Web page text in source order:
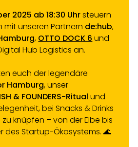
2025 ab 18:30 Uhrsteuern
mit unseren Partnern de:hub,
, OTTO DOCK 6 und
Hub Logistics an.
euch der legendäre
Hamburg, unser
& FOUNDERS-Ritual und
bei Snacks & Drinks
knüpfen – von der Elbe bis
des Startup-Ökosystems. 🌊